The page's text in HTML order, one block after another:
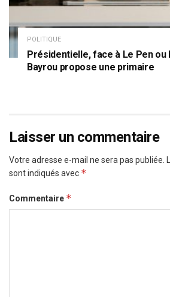
POLITIQUE
Présidentielle, face à Le Pen ou
Bayrou propose une primaire
Laisser un commentaire
Votre adresse e-mail ne sera pas publiée.
sont indiqués avec *
Commentaire *